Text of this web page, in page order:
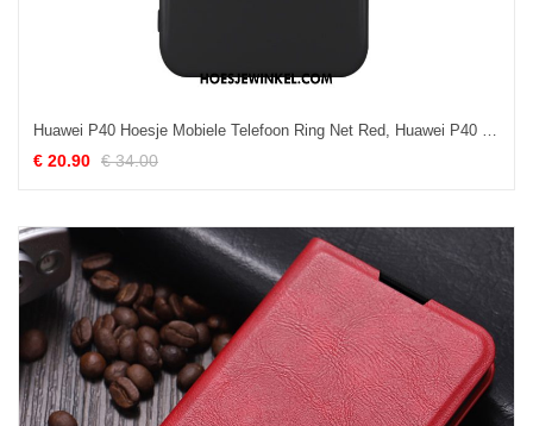
Huawei P40 Hoesje Mobiele Telefoon Ring Net Red, Huawei P40 Hoesje All Inclusive Hanger
€ 20.90 € 34.00